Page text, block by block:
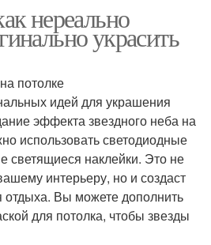
нереально
украсить
потолке
идей для украшения
эффекта звездного неба на
использовать светодиодные
светящиеся наклейки. Это не
интерьеру, но и создаст
Вы можете дополнить
для потолка, чтобы звезды